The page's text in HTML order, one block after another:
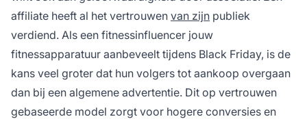
affiliate heeft al het vertrouwen van zijn publiek
verdiend. Als een fitnessinfluencer jouw
fitnessapparatuur aanbeveelt tijdens Black Friday, is de
kans veel groter dat hun volgers tot aankoop overgaan
dan bij een algemene advertentie. Dit op vertrouwen
gebaseerde model zorgt voor hogere conversies en